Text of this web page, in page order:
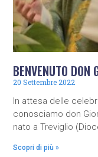
BENVENUTO DON
20 Settembre 2022
In attesa delle
conosciamo don
nato a Treviglio
Scopri di più »